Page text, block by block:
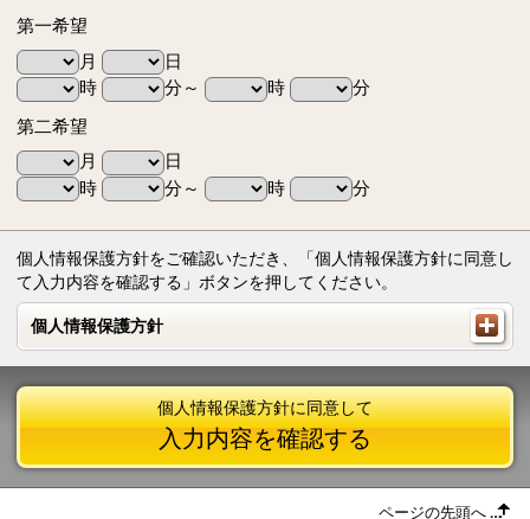
第一希望
月
日
時
分～ 時
分
第二希望
月
日
時
分～ 時 分
個人情報保護方針をご確認いただき、「個人情報保護方針に同意し
て入力内容を確認する」ボタンを押してください。
個人情報保護方針
個人情報保護方針
個人情報保護方針に同意して
入力内容を確認する
ページの先頭へ